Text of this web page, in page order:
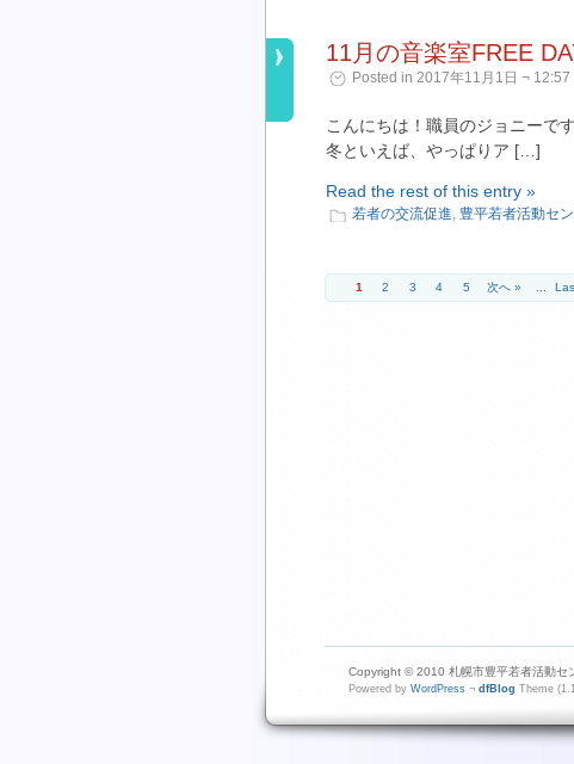
11月の音楽室FREE
Posted in 2017年11月1日 ¬ 12:57
こんにちは！職員のジョニーで
冬といえば、やっぱりア […]
Read the rest of this entry »
若者の交流促進, 豊平若者活動セ
1 2 3 4 5 次へ »
Copyright © 2010 札幌市豊平若者活動セ
Powered by WordPress ¬ dfBlog Theme